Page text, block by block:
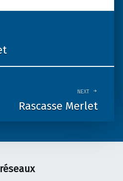
NEXT
Rascasse Merlet